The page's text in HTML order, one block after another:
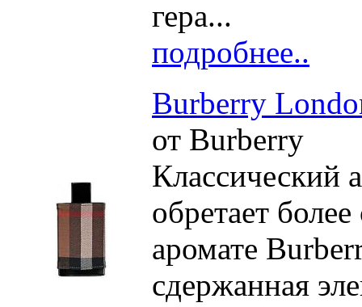
гера...
подробнее..
Burberry
от Burberry
Классический
обретает
аромате
сдержанная